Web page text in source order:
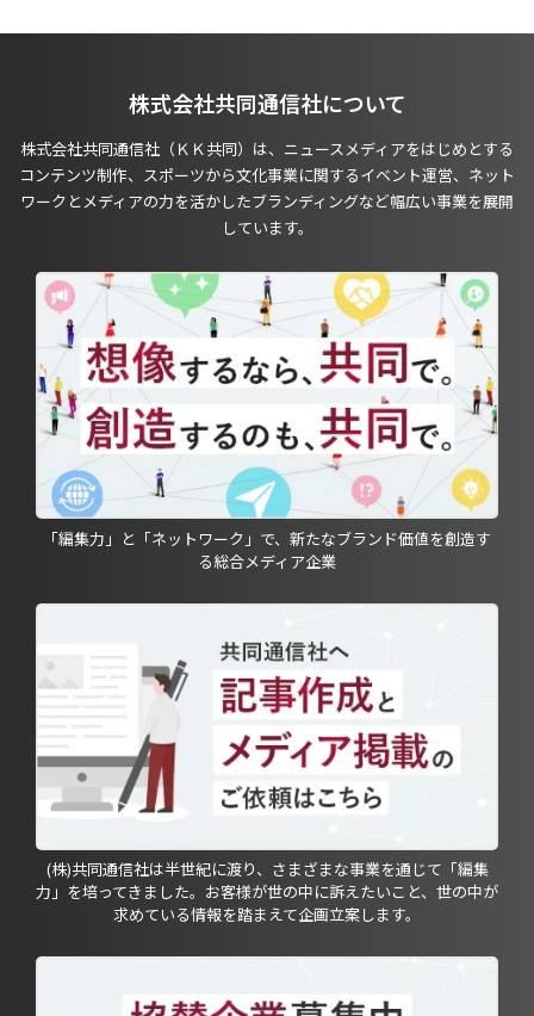
株式会社共同通信社について
株式会社共同通信社（ＫＫ共同）は、ニュースメディアをはじめとする
コンテンツ制作、スポーツから文化事業に関するイベント運営、ネット
ワークとメディアの力を活かしたブランディングなど幅広い事業を展開
しています。
「編集力」と「ネットワーク」で、新たなブランド価値を創造す
る総合メディア企業
(株)共同通信社は半世紀に渡り、さまざまな事業を通じて「編集
力」を培ってきました。お客様が世の中に訴えたいこと、世の中が
求めている情報を踏まえて企画立案します。